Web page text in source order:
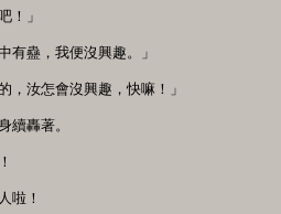
」
蠱，我便沒興趣。」
汝怎會沒興趣，快嘛！」
轟著。
啦！